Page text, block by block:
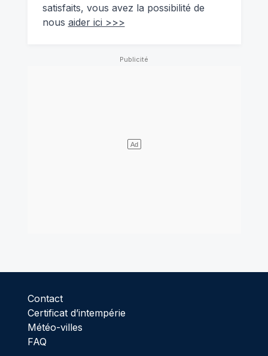
satisfaits, vous avez la possibilité de
nous aider ici >>>
Contact
Certificat d’intempérie
Météo-villes
FAQ